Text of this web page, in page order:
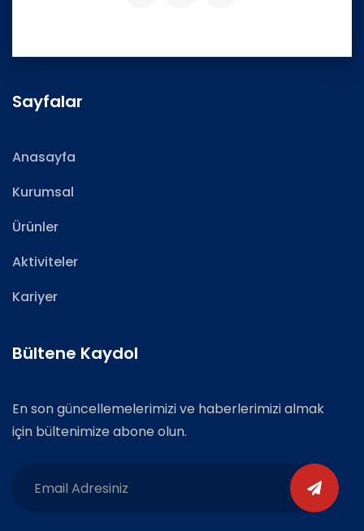
Sayfalar
Anasayfa
Kurumsal
Ürünler
Aktiviteler
Kariyer
Bültene Kaydol
En son güncellemelerimizi ve haberlerimizi almak
için bültenimize abone olun.